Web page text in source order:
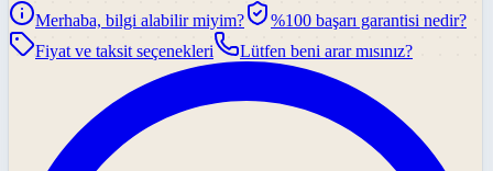
Merhaba, bilgi alabilir miyim?
%100 başarı garantisi nedir?
Fiyat ve taksit seçenekleri
Lütfen beni arar mısınız?